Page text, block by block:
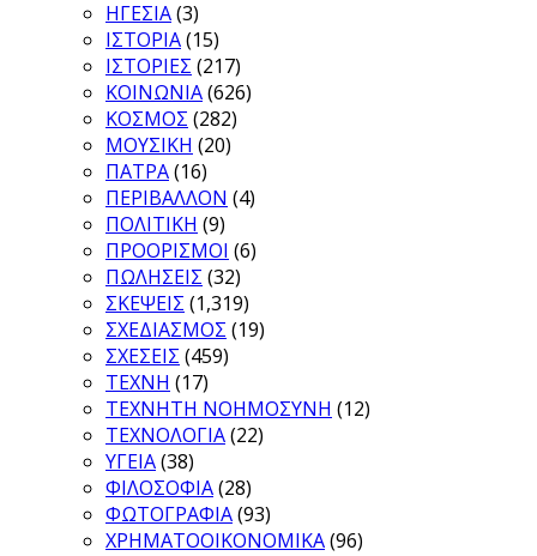
ΗΓΕΣΙΑ(3)
ΙΣΤΟΡΙΑ(15)
ΙΣΤΟΡΙΕΣ (217)
ΚΟΙΝΩΝΙΑ(626)
ΚΟΣΜΟΣ (282)
ΜΟΥΣΙΚΗ (20)
ΠΑΤΡΑ(16)
ΠΕΡΙΒΑΛΛΟΝ (4)
ΠΟΛΙΤΙΚΗ (9)
ΠΡΟΟΡΙΣΜΟΙ (6)
ΠΩΛΗΣΕΙΣ (32)
ΣΚΕΨΕΙΣ (1,319)
ΣΧΕΔΙΑΣΜΟΣ (19)
ΣΧΕΣΕΙΣ (459)
ΤΕΧΝΗ (17)
ΤΕΧΝΗΤΗ ΝΟΗΜΟΣΥΝΗ (12)
ΤΕΧΝΟΛΟΓΙΑ(22)
ΥΓΕΙΑ(38)
ΦΙΛΟΣΟΦΙΑ(28)
ΦΩΤΟΓΡΑΦΙΑ(93)
ΧΡΗΜΑΤΟΟΙΚΟΝΟΜΙΚΑ(96)